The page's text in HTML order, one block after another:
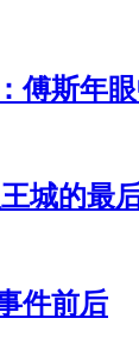
傅斯年
城的最
件前后